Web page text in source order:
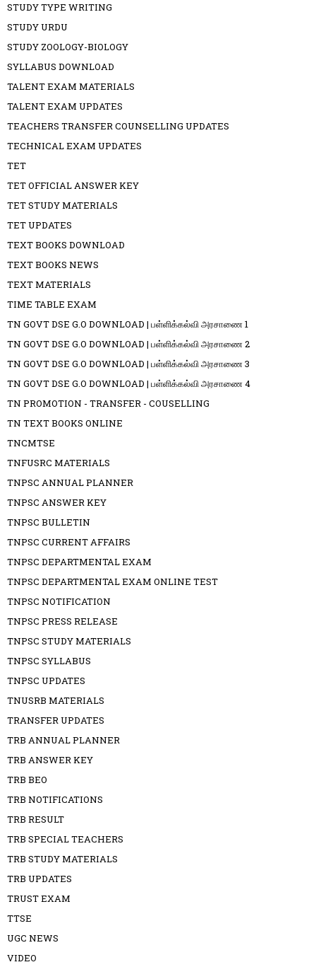
STUDY TYPE WRITING
STUDY URDU
STUDY ZOOLOGY-BIOLOGY
SYLLABUS DOWNLOAD
TALENT EXAM MATERIALS
TALENT EXAM UPDATES
TEACHERS TRANSFER COUNSELLING UPDATES
TECHNICAL EXAM UPDATES
TET
TET OFFICIAL ANSWER KEY
TET STUDY MATERIALS
TET UPDATES
TEXT BOOKS DOWNLOAD
TEXT BOOKS NEWS
TEXT MATERIALS
TIME TABLE EXAM
TN GOVT DSE G.O DOWNLOAD | பள்ளிக்கல்வி அரசாணை 1
TN GOVT DSE G.O DOWNLOAD | பள்ளிக்கல்வி அரசாணை 2
TN GOVT DSE G.O DOWNLOAD | பள்ளிக்கல்வி அரசாணை 3
TN GOVT DSE G.O DOWNLOAD | பள்ளிக்கல்வி அரசாணை 4
TN PROMOTION - TRANSFER - COUSELLING
TN TEXT BOOKS ONLINE
TNCMTSE
TNFUSRC MATERIALS
TNPSC ANNUAL PLANNER
TNPSC ANSWER KEY
TNPSC BULLETIN
TNPSC CURRENT AFFAIRS
TNPSC DEPARTMENTAL EXAM
TNPSC DEPARTMENTAL EXAM ONLINE TEST
TNPSC NOTIFICATION
TNPSC PRESS RELEASE
TNPSC STUDY MATERIALS
TNPSC SYLLABUS
TNPSC UPDATES
TNUSRB MATERIALS
TRANSFER UPDATES
TRB ANNUAL PLANNER
TRB ANSWER KEY
TRB BEO
TRB NOTIFICATIONS
TRB RESULT
TRB SPECIAL TEACHERS
TRB STUDY MATERIALS
TRB UPDATES
TRUST EXAM
TTSE
UGC NEWS
VIDEO